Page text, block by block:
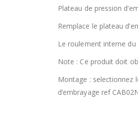
Plateau de pression
Remplace le plateau
Le roulement interne
Note : Ce produit doit
Montage : selectionnez
d’embrayage ref